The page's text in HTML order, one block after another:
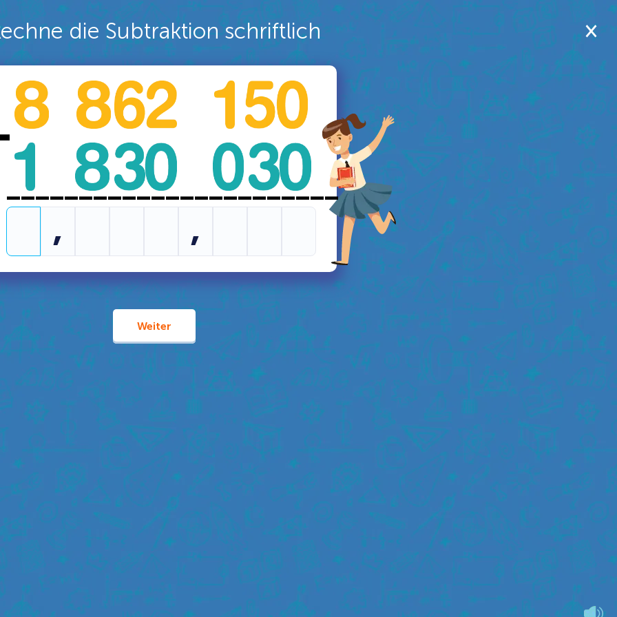
die Subtraktion schriftlich
_______________________